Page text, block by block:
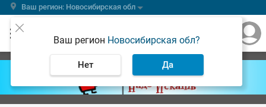
Ваш регион: Новосибирская обл
Ваш регион Новосибирская обл?
Нет Да